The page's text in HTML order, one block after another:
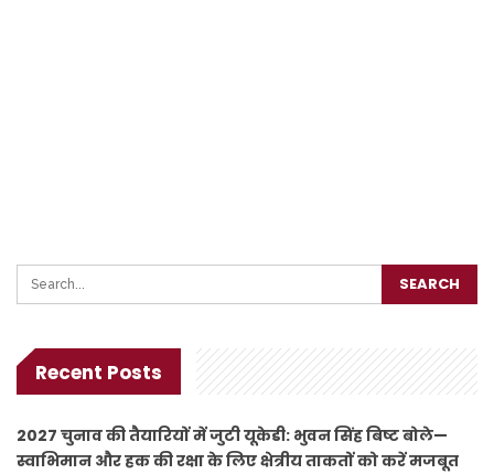
Recent Posts
2027 चुनाव की तैयारियों में जुटी यूकेडी: भुवन सिंह बिष्ट बोले—
स्वाभिमान और हक की रक्षा के लिए क्षेत्रीय ताकतों को करें मजबूत